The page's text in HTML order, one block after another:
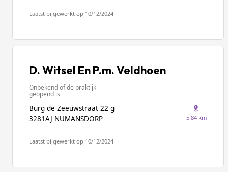
Laatst bijgewerkt op 10/12/2024
D. Witsel En P.m. Veldhoen
Onbekend of de praktijk
geopend is
Burg de Zeeuwstraat 22 g
3281AJ NUMANSDORP
5.84 km
Laatst bijgewerkt op 10/12/2024